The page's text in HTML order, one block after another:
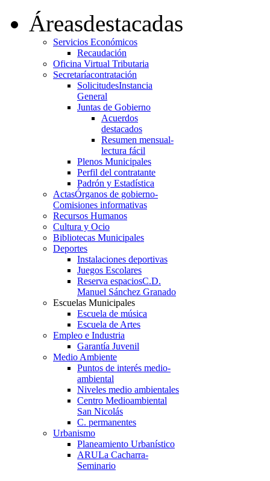
Áreasdestacadas
Servicios Económicos
Recaudación
Oficina Virtual Tributaria
Secretaríacontratación
SolicitudesInstancia
General
Juntas de Gobierno
Acuerdos
destacados
Resumen mensual-
lectura fácil
Plenos Municipales
Perfil del contratante
Padrón y Estadística
ActasÓrganos de gobierno-
Comisiones informativas
Recursos Humanos
Cultura y Ocio
Bibliotecas Municipales
Deportes
Instalaciones deportivas
Juegos Escolares
Reserva espaciosC.D.
Manuel Sánchez Granado
Escuelas Municipales
Escuela de música
Escuela de Artes
Empleo e Industria
Garantía Juvenil
Medio Ambiente
Puntos de interés medio-
ambiental
Niveles medio ambientales
Centro Medioambiental
San Nicolás
C. permanentes
Urbanismo
Planeamiento Urbanístico
ARULa Cacharra-
Seminario